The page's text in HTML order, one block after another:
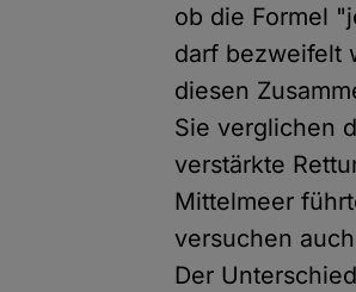
ob die Formel
darf bezweifelt
diesen
Sie verglichen
verstärkte
Mittelmeer
versuchen
Der